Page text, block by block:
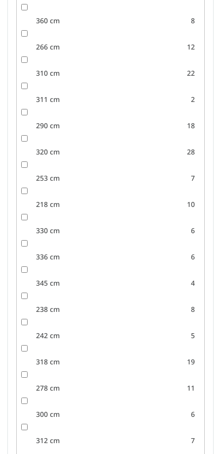
360 cm 8
266 cm 12
310 cm 22
311 cm 2
290 cm 18
320 cm 28
253 cm 7
218 cm 10
330 cm 6
336 cm 6
345 cm 4
238 cm 8
242 cm 5
318 cm 19
278 cm 11
300 cm 6
312 cm 7